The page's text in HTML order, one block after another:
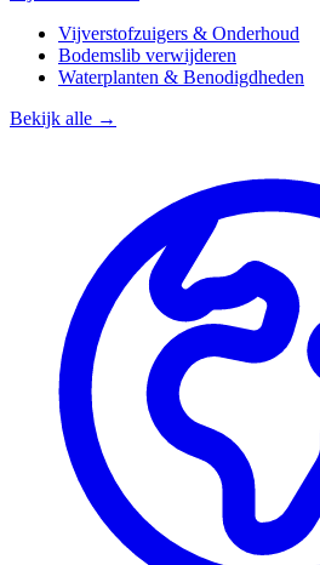
Vijverstofzuigers & Onderhoud
Bodemslib verwijderen
Waterplanten & Benodigdheden
Bekijk alle →